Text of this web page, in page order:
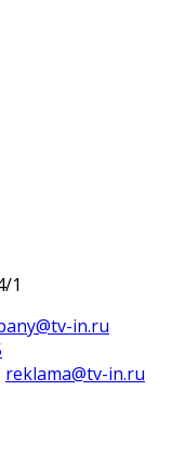
1
in.ru
reklama@tv-in.ru